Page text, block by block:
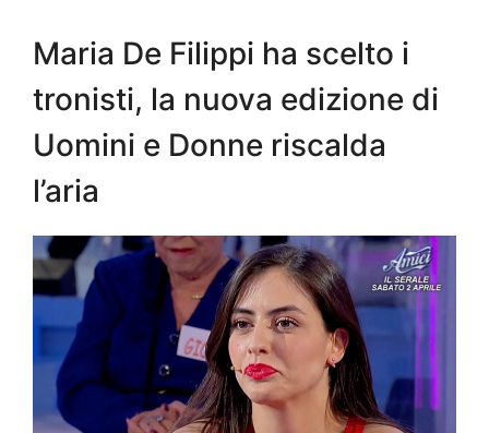
Maria De Filippi ha scelto i
tronisti, la nuova edizione di
Uomini e Donne riscalda
l’aria